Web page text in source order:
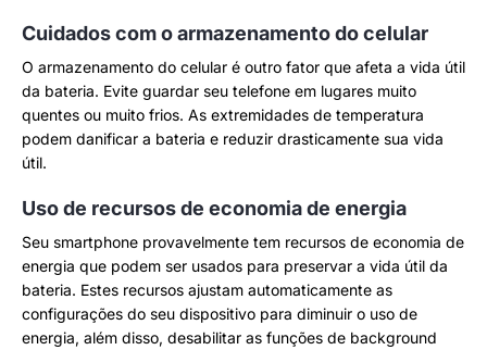
Cuidados com o armazenamento do celular
O armazenamento do celular é outro fator que afeta a vida útil
da bateria. Evite guardar seu telefone em lugares muito
quentes ou muito frios. As extremidades de temperatura
podem danificar a bateria e reduzir drasticamente sua vida
útil.
Uso de recursos de economia de energia
Seu smartphone provavelmente tem recursos de economia de
energia que podem ser usados para preservar a vida útil da
bateria. Estes recursos ajustam automaticamente as
configurações do seu dispositivo para diminuir o uso de
energia, além disso, desabilitar as funções de background